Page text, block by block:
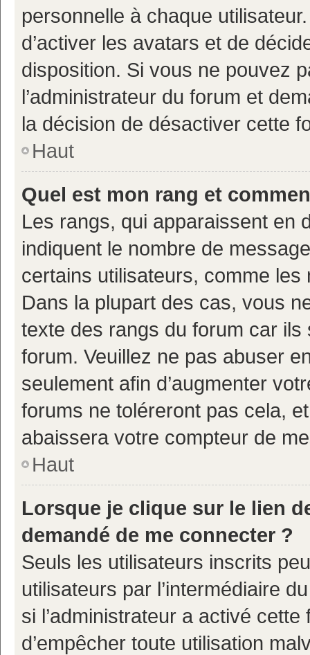
personnelle à chaque
d’activer les avatars et de
disposition. Si vous ne pouvez
l’administrateur du forum et
la décision de désactiver cette
Haut
Quel est mon rang et
Les rangs, qui apparaissent en
indiquent le nombre de
certains utilisateurs, comme
Dans la plupart des cas, vous
texte des rangs du forum car ils
forum. Veuillez ne pas abuser
seulement afin d’augmenter
forums ne toléreront pas cela,
abaissera votre compteur de
Haut
Lorsque je clique sur le lien
demandé de me connecter ?
Seuls les utilisateurs inscrits
utilisateurs par l’intermédiaire
si l’administrateur a activé
d’empêcher toute utilisation